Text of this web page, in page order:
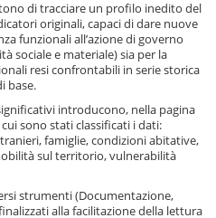
di tracciare un profilo inedito del
originali, capaci di dare nuove
funzionali all’azione di governo
sociale e materiale) sia per la
resi confrontabili in serie storica
base.
introducono, nella pagina
sono stati classificati i dati:
famiglie, condizioni abitative,
sul territorio, vulnerabilità
strumenti (Documentazione,
alla facilitazione della lettura